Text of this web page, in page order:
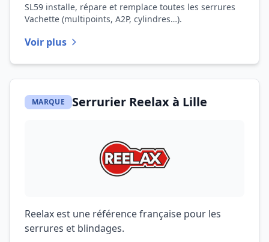
SL59 installe, répare et remplace toutes les serrures
Vachette (multipoints, A2P, cylindres…).
Voir plus
MARQUE Serrurier Reelax à Lille
Reelax est une référence française pour les
serrures et blindages.